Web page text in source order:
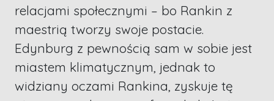
relacjami społecznymi – bo Rankin z
maestrią tworzy swoje postacie.
Edynburg z pewnością sam w sobie jest
miastem klimatycznym, jednak to
widziany oczami Rankina, zyskuje tę